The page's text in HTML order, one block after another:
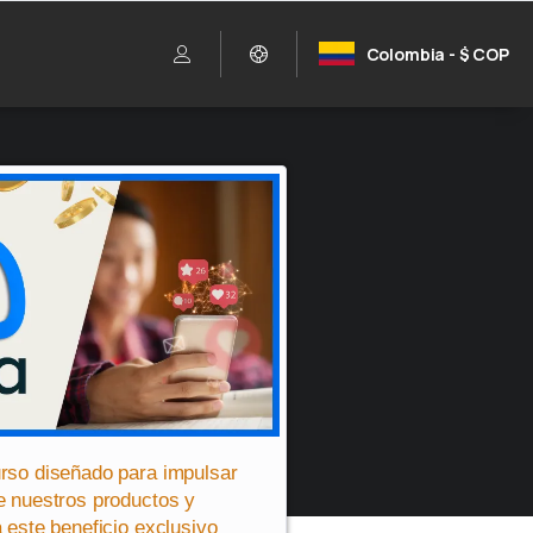
Colombia - $ COP
diseñado para impulsar
nuestros productos y
este beneficio exclusivo